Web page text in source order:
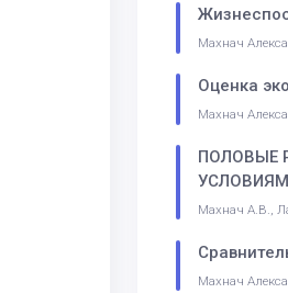
Махнач
Оценка
Махнач
ПОЛОВЫЕ
Махнач А.В.,
Махнач